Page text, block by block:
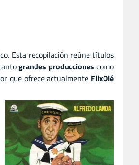
Esta recopilación reúne títulos
grandes producciones como
que ofrece actualmente FlixOlé